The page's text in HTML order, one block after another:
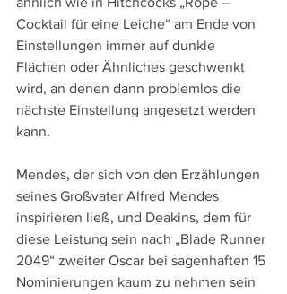
Cocktail für eine Leiche“ am Ende von
Einstellungen immer auf dunkle
Flächen oder Ähnliches geschwenkt
wird, an denen dann problemlos die
nächste Einstellung angesetzt werden
kann.
Mendes, der sich von den Erzählungen
seines Großvater Alfred Mendes
inspirieren ließ, und Deakins, dem für
diese Leistung sein nach „Blade Runner
2049“ zweiter Oscar bei sagenhaften 15
Nominierungen kaum zu nehmen sein